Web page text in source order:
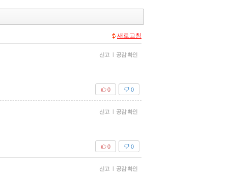
새로고침
신고 | 공감 확인
0
0
신고 | 공감 확인
0
0
신고 | 공감 확인